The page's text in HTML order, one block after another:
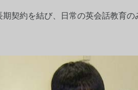
契約を結び、日常の英会話教育